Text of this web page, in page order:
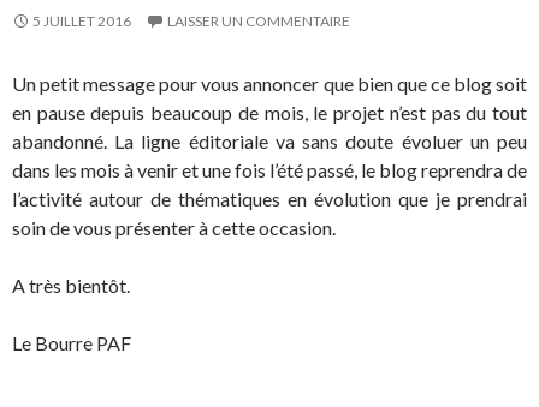
5 JUILLET 2016 LAISSER UN COMMENTAIRE
Un petit message pour vous annoncer que bien que ce blog soit
en pause depuis beaucoup de mois, le projet n’est pas du tout
abandonné. La ligne éditoriale va sans doute évoluer un peu
dans les mois à venir et une fois l’été passé, le blog reprendra de
l’activité autour de thématiques en évolution que je prendrai
soin de vous présenter à cette occasion.
A très bientôt.
Le Bourre PAF